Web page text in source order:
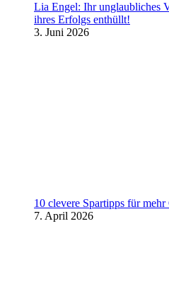
Lia Engel: Ihr unglaubliches
ihres Erfolgs enthüllt!
3. Juni 2026
10 clevere Spartipps für
7. April 2026